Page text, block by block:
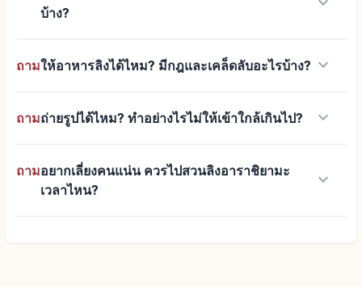
บ้าง?
ถามให้อาหารลิงได้ไหม? มีกฎและเคล็ดลับอะไรบ้าง? keyboard_arrow_down
ถามถ่ายรูปได้ไหม? ทำอย่างไรไม่ให้เข้าใกล้เกินไป? keyboard_arrow_down
ถามอยากเลี่ยงคนแน่น ควรไปสวนลิงอาราชิยามะ
เวลาไหน?
keyboard_arrow_down